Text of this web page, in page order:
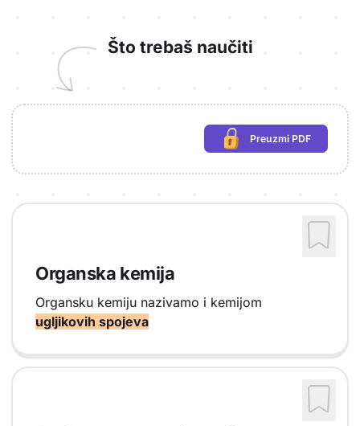
Što trebaš naučiti
Preuzmi PDF
(potrebna prijava)
Organska kemija
Organsku kemiju nazivamo i kemijom
ugljikovih spojeva